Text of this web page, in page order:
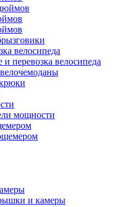
велосипеда
перевозка велосипеда
мощности
и камеры